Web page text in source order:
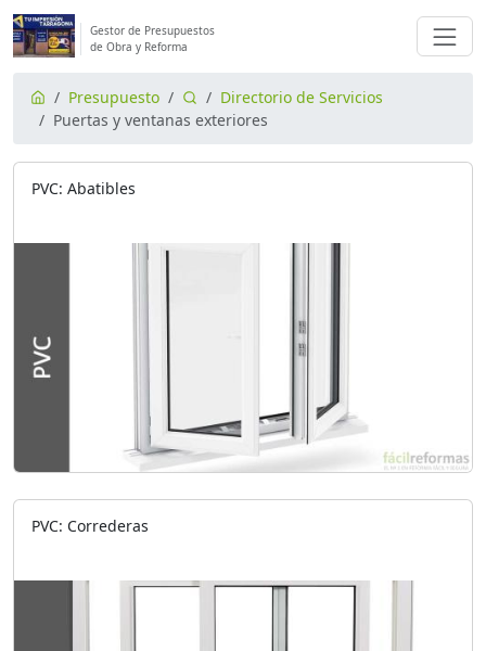
Gestor de Presupuestos
de Obra y Reforma
Presupuesto
Directorio de Servicios
Puertas y ventanas exteriores
PVC: Abatibles
PVC: Correderas